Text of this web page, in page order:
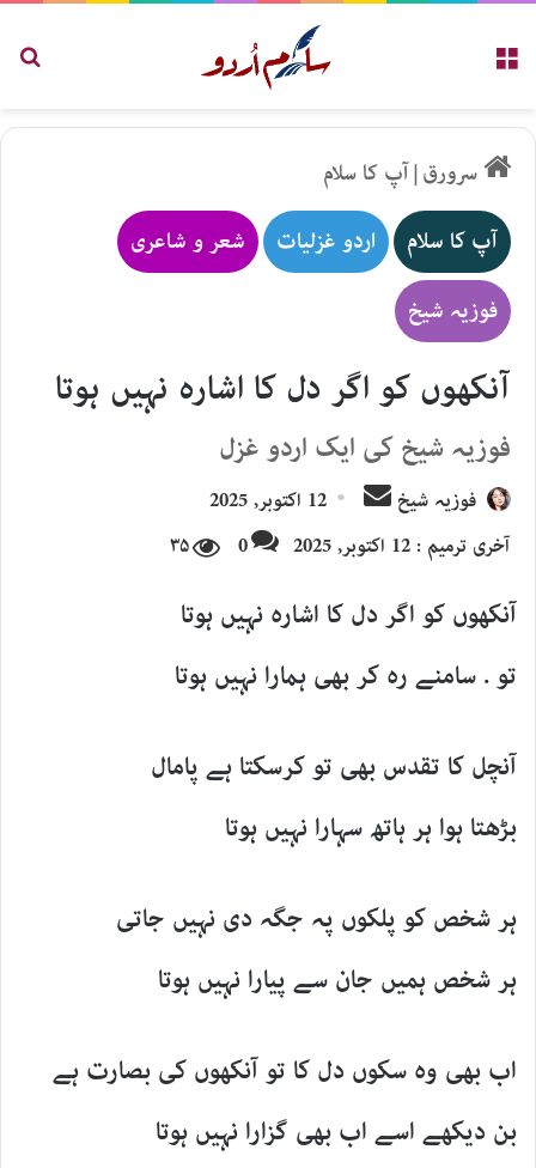
سرورق|آپ کا سلام
آپ کا سلام اردو غزلیات شعر و شاعری
فوزیہ شیخ
آنکھوں کو اگر دل کا اشارہ نہیں ہوتا
فوزیہ شیخ کی ایک اردو غزل
فوزیہ شیخ
Send
email
12 اکتوبر, 2025
آخری ترمیم : 12 اکتوبر, 2025
0 ۳۵
آنکھوں کو اگر دل کا اشارہ نہیں ہوتا
تو . سامنے رہ کر بھی ہمارا نہیں ہوتا
آنچل کا تقدس بھی تو کرسکتا ہے پامال
بڑھتا ہوا ہر ہاتھ سہارا نہیں ہوتا
ہر شخص کو پلکوں پہ جگہ دی نہیں جاتی
ہر شخص ہمیں جان سے پیارا نہیں ہوتا
اب بھی وہ سکوں دل کا تو آنکھوں کی بصارت ہے
بن دیکھے اسے اب بھی گزارا نہیں ہوتا